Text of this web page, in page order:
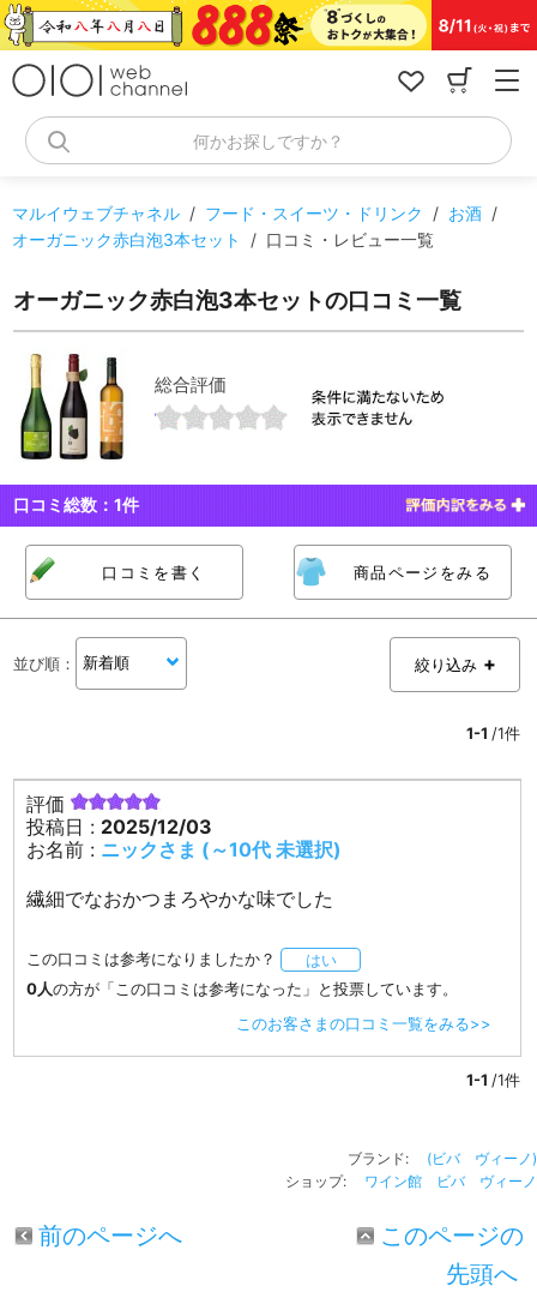
コ
ン
何かお探しですか？
マルイウェブチャネル / フード・スイーツ・ドリンク / お酒 /
オーガニック赤白泡3本セット
/ 口コミ・レビュー一覧
オーガニック赤白泡3本セットの口コミ一覧
総合評価
口コミ総数：1件
口コミを書く 商品ページをみる
並び順 ： 絞り込み
1-1 /1件
評価
投稿日 : 2025/12/03
お名前 : ニックさま (～10代 未選択)
繊細でなおかつまろやかな味でした
この口コミは参考になりましたか？
はい
0人の方が「この口コミは参考になった」と投票しています。
このお客さまの口コミ一覧をみる>>
1-1 /1件
ブランド: (ビバ ヴィーノ)
ショップ: ワイン館 ビバ ヴィーノ
前のページへ
このページの
先頭へ